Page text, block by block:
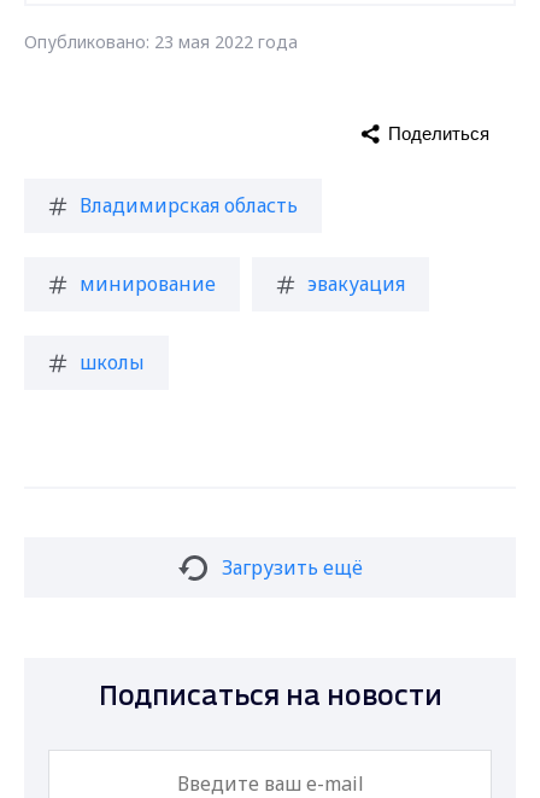
Опубликовано: 23 мая 2022 года
Владимирская область
минирование эвакуация
школы
Поделиться
Загрузить ещё
Подписаться на новости